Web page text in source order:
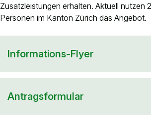
Zusatzleistungen erhalten. Aktuell nutzen
Personen im Kanton Zürich das Angebot.
Informations-Flyer
Antragsformular